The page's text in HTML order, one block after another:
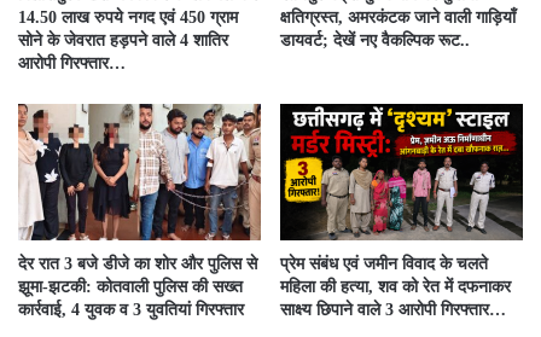
14.50 लाख रुपये नगद एवं 450 ग्राम
सोने के जेवरात हड़पने वाले 4 शातिर
आरोपी गिरफ्तार…
क्षतिग्रस्त, अमरकंटक जाने वाली गाड़ियाँ
डायवर्ट; देखें नए वैकल्पिक रूट..
देर रात 3 बजे डीजे का शोर और पुलिस से
झूमा-झटकी: कोतवाली पुलिस की सख्त
कार्रवाई, 4 युवक व 3 युवतियां गिरफ्तार
प्रेम संबंध एवं जमीन विवाद के चलते
महिला की हत्या, शव को रेत में दफनाकर
साक्ष्य छिपाने वाले 3 आरोपी गिरफ्तार…